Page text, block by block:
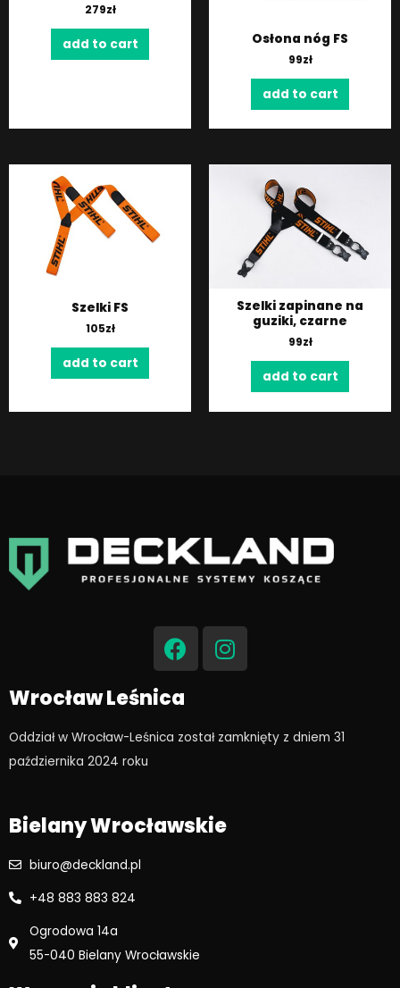
279zł
add to cart Osłona nóg FS
99zł
add to cart
Szelki FS
105zł
add to cart
Szelki zapinane na
guziki, czarne
99zł
add to cart
F
a
c
e
b
o
I
n
s
g
Wrocław Leśnica
Oddział w Wrocław-Leśnica został zamknięty z dniem 31
października 2024 roku​
Bielany Wrocławskie
biuro@deckland.pl
+48 883 883 824
Ogrodowa 14a
55-040 Bielany Wrocławskie